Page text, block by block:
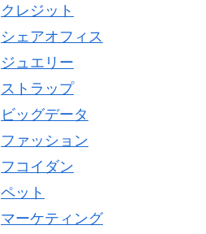
クレジット
シェアオフィス
ジュエリー
ストラップ
ビッグデータ
ファッション
フコイダン
ペット
マーケティング